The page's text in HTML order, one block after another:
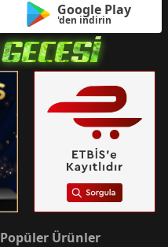
Google Play
'den indirin
Popüler Ürünler